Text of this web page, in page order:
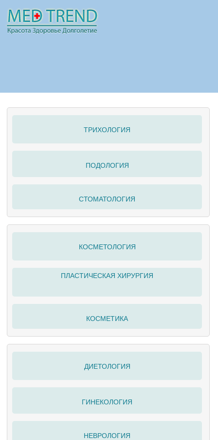
ПОЛЕЗНО
ТРИХОЛОГИЯ
ПОДОЛОГИЯ
СТОМАТОЛОГИЯ
КОСМЕТОЛОГИЯ
ПЛАСТИЧЕСКАЯ ХИРУРГИЯ
КОСМЕТИКА
ДИЕТОЛОГИЯ
ГИНЕКОЛОГИЯ
НЕВРОЛОГИЯ